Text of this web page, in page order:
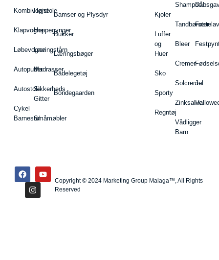
Kombivogne
Klapvogne
Løbevogne
Autopuder
Autostole
Cykel
Barnestol
Højstole
Hoppegynger
Læringstårn
Madrasser
Sikkerheds
Gitter
Småmøbler
Bamser og Plysdyr
Dukker
Læringsbøger
Badelegetøj
Bondegaarden
Kjoler
Luffer
og
Huer
Sko
Sporty
Regntøj
Shampoo
Tandbørster
Bleer
Cremer
Solcreme
Zinksalve
Vådligger
Barn
Jul
Copyright © 2024 Marketing Group Malaga™, All Rights
Reserved